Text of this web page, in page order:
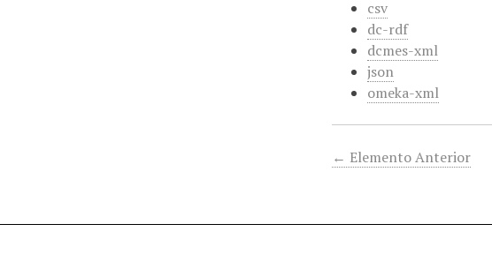
csv
dc-rdf
dcmes-xml
json
omeka-xml
← Elemento Anterior